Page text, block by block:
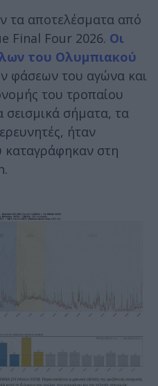
τα αποτελέσματα από
Final Four 2026. Οι
του Ολυμπιακού
φάσεων του αγώνα και
του τροπαίου
σεισμικά σήματα, τα
ήταν
καταγράφηκαν στη